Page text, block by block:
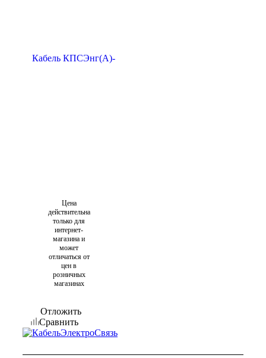
Цена
действительна
только для
интернет-
магазина и
может
отличаться от
цен в
розничных
магазинах
Отложить
Сравнить